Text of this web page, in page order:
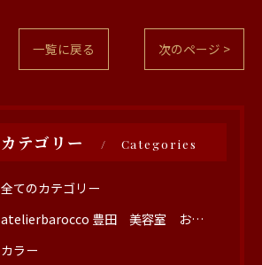
一覧に戻る 次のページ >
カテゴリー Categories
全てのカテゴリー
atelierbarocco 豊田 美容室 おすすめ
カラー